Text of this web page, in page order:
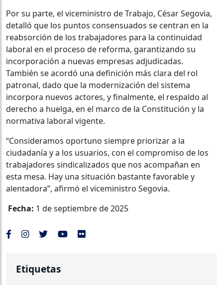
Por su parte, el viceministro de Trabajo, César Segovia,
detalló que los puntos consensuados se centran en la
reabsorción de los trabajadores para la continuidad
laboral en el proceso de reforma, garantizando su
incorporación a nuevas empresas adjudicadas.
También se acordó una definición más clara del rol
patronal, dado que la modernización del sistema
incorpora nuevos actores, y finalmente, el respaldo al
derecho a huelga, en el marco de la Constitución y la
normativa laboral vigente.
“Consideramos oportuno siempre priorizar a la
ciudadanía y a los usuarios, con el compromiso de los
trabajadores sindicalizados que nos acompañan en
esta mesa. Hay una situación bastante favorable y
alentadora”, afirmó el viceministro Segovia.
Fecha: 1 de septiembre de 2025
Etiquetas